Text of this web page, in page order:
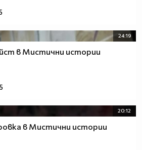
24:19
в Мистични истории
20:12
в Мистични истории